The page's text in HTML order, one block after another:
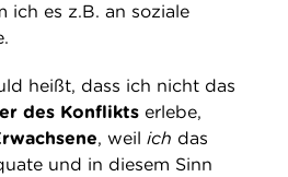
ich es z.B. an soziale
heißt, dass ich nicht das
des Konflikts erlebe,
, weil ich das
und in diesem Sinn